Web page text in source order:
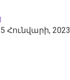
Հունվարի, 2023